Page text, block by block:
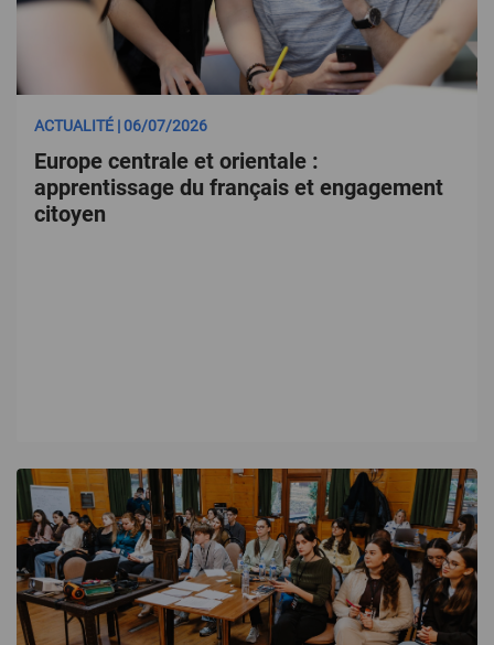
ACTUALITÉ | 06/07/2026
Europe centrale et orientale :
apprentissage du français et engagement
citoyen